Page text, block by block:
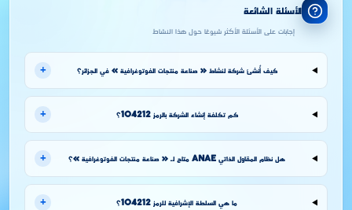
الأسئلة الشائعة
إجابات على الأسئلة الأكثر شيوعًا حول هذا النشاط
كيف أُنشئ شركة لنشاط « صناعة منتجات الفوتوغرافية » في الجزائر؟ +
كم تكلفة إنشاء الشركة بالرمز 104212؟ +
هل نظام المقاول الذاتي ANAE متاح لـ « صناعة منتجات الفوتوغرافية »؟ +
ما هي السلطة الإشرافية للرمز 104212؟ +